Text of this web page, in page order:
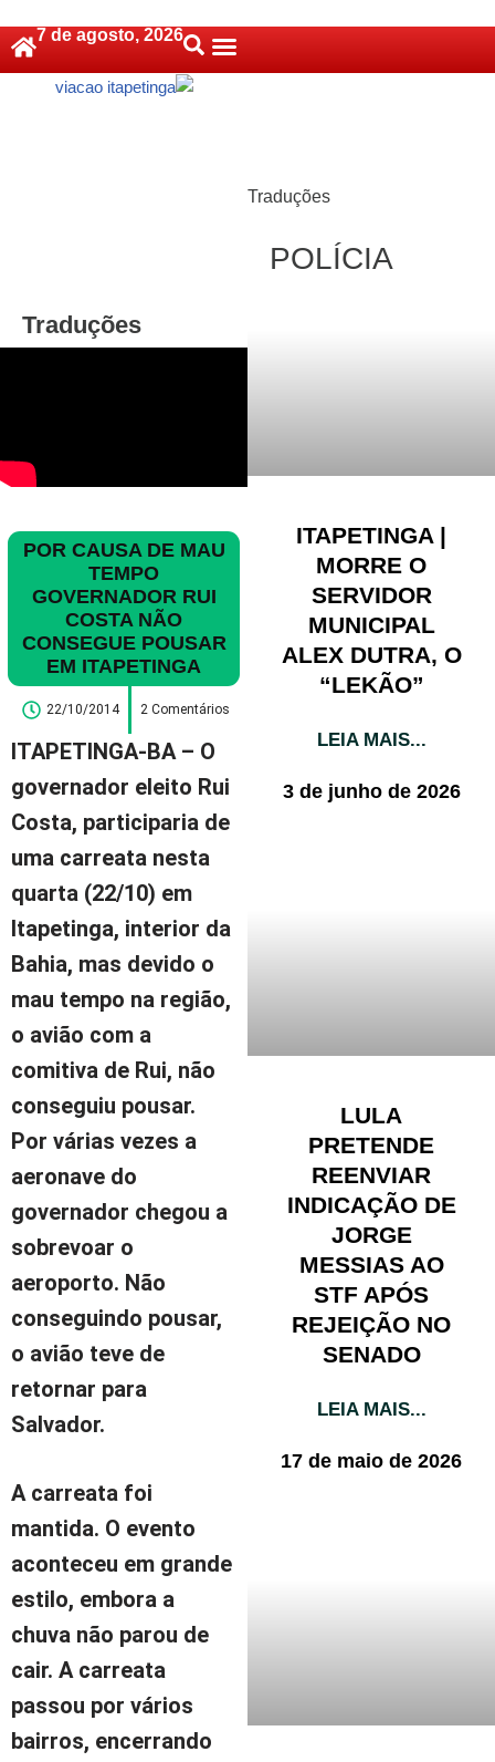
Pular
7 de agosto, 2026
Traduções
POR CAUSA DE MAU
TEMPO
GOVERNADOR RUI
COSTA NÃO
CONSEGUE POUSAR
EM ITAPETINGA
22/10/2014 2 Comentários
ITAPETINGA-BA– O
governador eleito Rui
Costa, participaria de
uma carreata nesta
quarta (22/10) em
Itapetinga, interior da
Bahia, mas devido o
mau tempo na região,
o avião com a
comitiva de Rui, não
conseguiu pousar.
Por várias vezes a
aeronave do
governador chegou a
sobrevoar o
aeroporto. Não
conseguindo pousar,
o avião teve de
retornar para
Salvador.
A carreata foi
mantida. O evento
aconteceu em grande
estilo, embora a
chuva não parou de
cair. A carreata
passou por vários
bairros, encerrando
Traduções
POLÍCIA
ITAPETINGA |
MORRE O
SERVIDOR
MUNICIPAL
ALEX DUTRA, O
“LEKÃO”
LEIA MAIS...
3 de junho de 2026
LULA
PRETENDE
REENVIAR
INDICAÇÃO DE
JORGE
MESSIAS AO
STF APÓS
REJEIÇÃO NO
SENADO
LEIA MAIS...
17 de maio de 2026